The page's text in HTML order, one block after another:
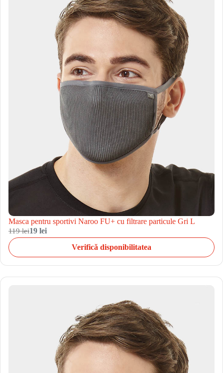
Masca pentru sportivi Naroo FU+ cu filtrare particule Gri L
119 lei19 lei
Verifică disponibilitatea